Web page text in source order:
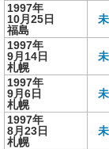
1997年
10月25日
福島
1997年
9月14日
札幌
1997年
9月6日
札幌
1997年
8月23日
札幌